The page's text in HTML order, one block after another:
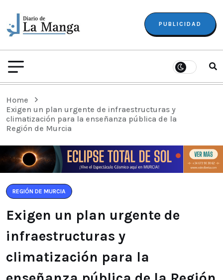
PUBLICIDAD
Home
Exigen un plan urgente de infraestructuras y
climatización para la enseñanza pública de la
Región de Murcia
REGIÓN DE MURCIA
Exigen un plan urgente de
infraestructuras y
climatización para la